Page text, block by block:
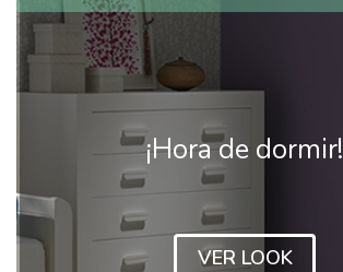
¡Hora de dormir!
VER LOOK